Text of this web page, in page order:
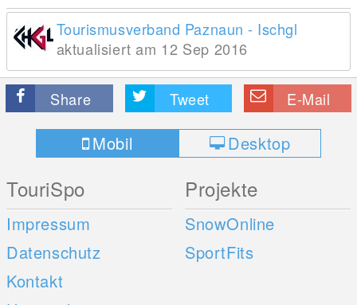
Tourismusverband Paznaun - Ischgl
aktualisiert am 12 Sep 2016
Share Tweet E-Mail
Mobil Desktop
TouriSpo
Impressum
Datenschutz
Kontakt
Projekte
SnowOnline
SportFits